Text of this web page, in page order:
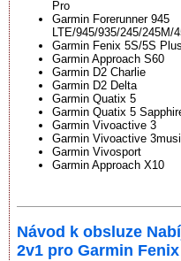
Pro
Garmin Forerunner 945
LTE/945/935/245/245M/
Garmin Fenix 5S/5S
Garmin Approach S60
Garmin D2 Charlie
Garmin D2 Delta
Garmin Quatix 5
Garmin Quatix 5
Garmin Vivoactive 3
Garmin Vivoactive
Garmin Vivosport
Garmin Approach X10
Návod k obsluze
2v1 pro Garmin